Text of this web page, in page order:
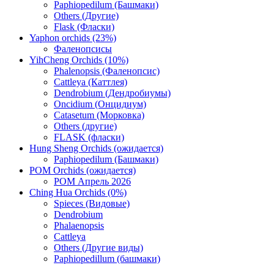
Paphiopedilum (Башмаки)
Others (Другие)
Flask (Фласки)
Yaphon orchids (23%)
Фаленопсисы
YihCheng Orchids (10%)
Phalenopsis (Фаленопсис)
Cattleya (Каттлея)
Dendrobium (Дендробиумы)
Oncidium (Онцидиум)
Catasetum (Морковка)
Others (другие)
FLASK (фласки)
Hung Sheng Orchids (ожидается)
Paphiopedilum (Башмаки)
POM Orchids (ожидается)
POM Апрель 2026
Ching Hua Orchids (0%)
Spieces (Видовые)
Dendrobium
Phalaenopsis
Cattleya
Others (Другие виды)
Paphiopedillum (башмаки)